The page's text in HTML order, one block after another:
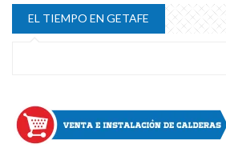
EL TIEMPO EN GETAFE